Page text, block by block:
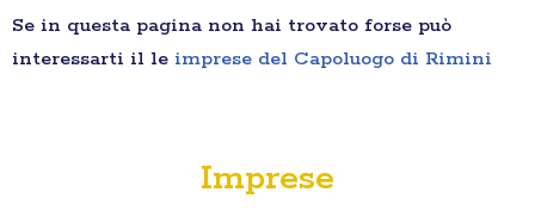
Se in questa pagina non hai trovato forse può
interessarti il le imprese del Capoluogo di Rimini
Imprese